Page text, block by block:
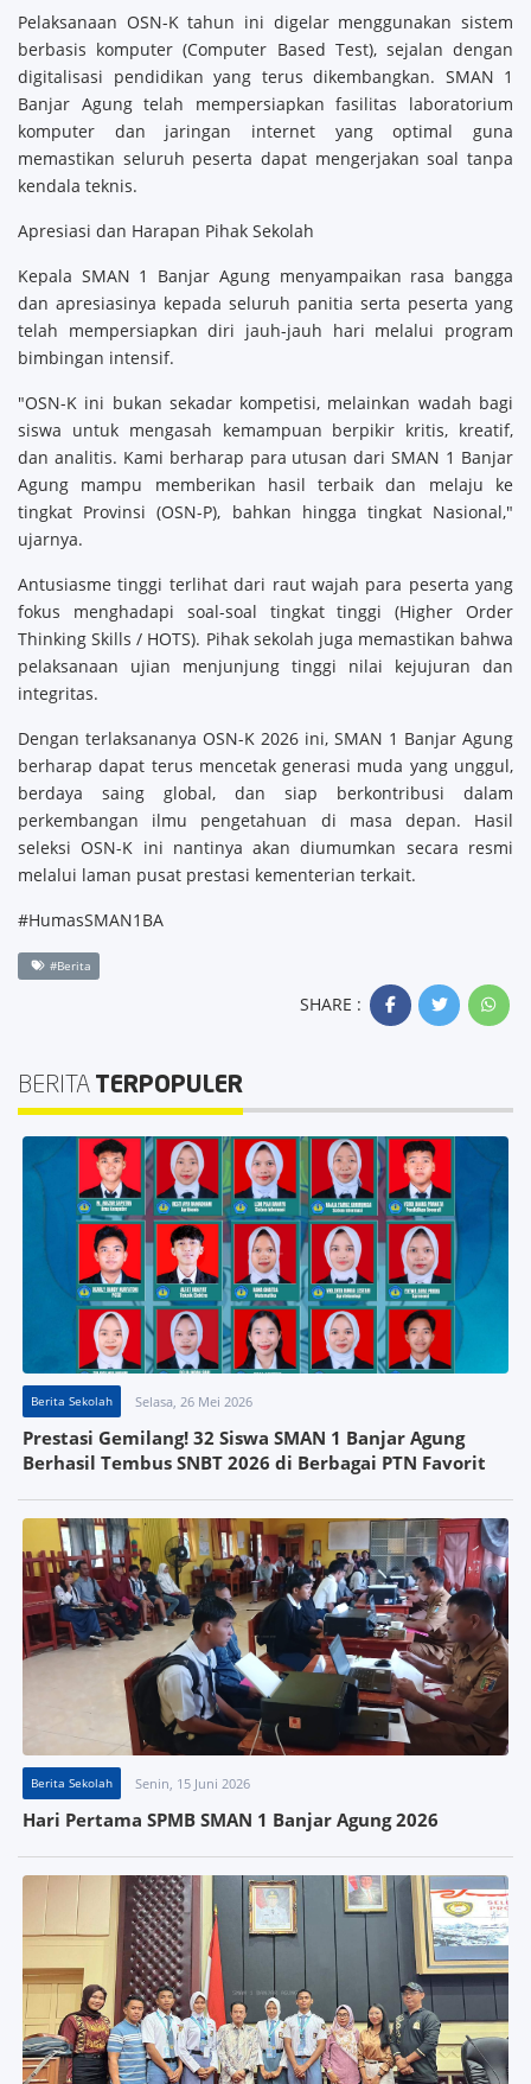
Pelaksanaan OSN-K tahun ini digelar menggunakan sistem
berbasis komputer (Computer Based Test), sejalan dengan
digitalisasi pendidikan yang terus dikembangkan. SMAN 1
Banjar Agung telah mempersiapkan fasilitas laboratorium
komputer dan jaringan internet yang optimal guna
memastikan seluruh peserta dapat mengerjakan soal tanpa
kendala teknis.
Apresiasi dan Harapan Pihak Sekolah
Kepala SMAN 1 Banjar Agung menyampaikan rasa bangga
dan apresiasinya kepada seluruh panitia serta peserta yang
telah mempersiapkan diri jauh-jauh hari melalui program
bimbingan intensif.
"OSN-K ini bukan sekadar kompetisi, melainkan wadah bagi
siswa untuk mengasah kemampuan berpikir kritis, kreatif,
dan analitis. Kami berharap para utusan dari SMAN 1 Banjar
Agung mampu memberikan hasil terbaik dan melaju ke
tingkat Provinsi (OSN-P), bahkan hingga tingkat Nasional,"
ujarnya.
Antusiasme tinggi terlihat dari raut wajah para peserta yang
fokus menghadapi soal-soal tingkat tinggi (Higher Order
Thinking Skills / HOTS). Pihak sekolah juga memastikan bahwa
pelaksanaan ujian menjunjung tinggi nilai kejujuran dan
integritas.
Dengan terlaksananya OSN-K 2026 ini, SMAN 1 Banjar Agung
berharap dapat terus mencetak generasi muda yang unggul,
berdaya saing global, dan siap berkontribusi dalam
perkembangan ilmu pengetahuan di masa depan. Hasil
seleksi OSN-K ini nantinya akan diumumkan secara resmi
melalui laman pusat prestasi kementerian terkait.
#HumasSMAN1BA
#Berita
SHARE :
BERITA TERPOPULER
Berita Sekolah Selasa, 26 Mei 2026
Prestasi Gemilang! 32 Siswa SMAN 1 Banjar Agung
Berhasil Tembus SNBT 2026 di Berbagai PTN Favorit
Berita Sekolah Senin, 15 Juni 2026
Hari Pertama SPMB SMAN 1 Banjar Agung 2026